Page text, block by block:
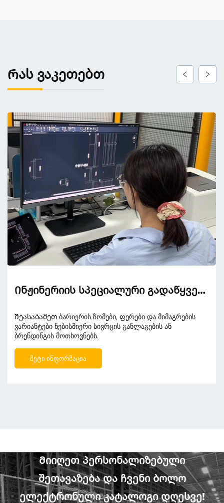
Რას ვაკეთებთ
Ინჟინერიის სპეციალური გადაწყვეტილებები
Შეასაბამეთ ბარიერის ზომები, ფერები და მიმაგრების
ვარიანტები ნებისმიერი სივრცის განლაგების ან
ბრენდინგის მოთხოვნებს.
ᲛᲔᲢᲘ ᲘᲜᲤᲝᲠᲛᲐᲪᲘᲐ
Მიიღეთ პერსონალიზებული
შეთავაზება და ჩვენი ბოლო
ელექტრონული კატალოგი დღესვე!